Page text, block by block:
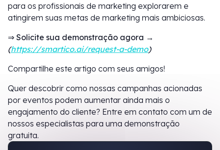
para os profissionais de marketing explorarem e
atingirem suas metas de marketing mais ambiciosas.
⇒ Solicite sua demonstração agora →
(https://smartico.ai/request-a-demo)
Compartilhe este artigo com seus amigos!
Quer descobrir como nossas campanhas acionadas
por eventos podem aumentar ainda mais o
engajamento do cliente? Entre em contato com um de
nossos especialistas para uma demonstração
gratuita.